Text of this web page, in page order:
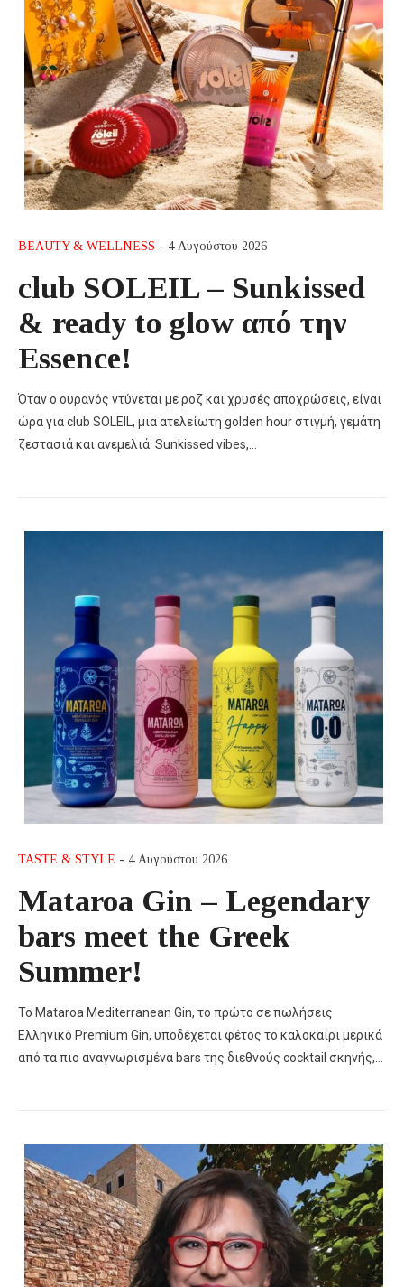
BEAUTY & WELLNESS - 4 Αυγούστου 2026
club SOLEIL – Sunkissed
& ready to glow από την
Essence!
Όταν ο ουρανός ντύνεται με ροζ και χρυσές αποχρώσεις, είναι
ώρα για club SOLEIL, μια ατελείωτη golden hour στιγμή, γεμάτη
ζεστασιά και ανεμελιά. Sunkissed vibes,…
TASTE & STYLE - 4 Αυγούστου 2026
Mataroa Gin – Legendary
bars meet the Greek
Summer!
Το Mataroa Mediterranean Gin, το πρώτο σε πωλήσεις
Ελληνικό Premium Gin, υποδέχεται φέτος το καλοκαίρι μερικά
από τα πιο αναγνωρισμένα bars της διεθνούς cocktail σκηνής,…